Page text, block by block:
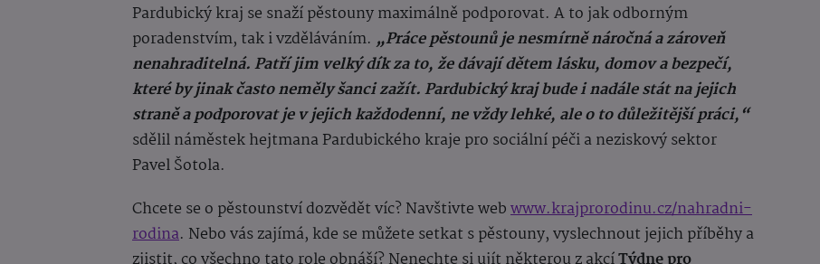
Pardubický kraj se snaží pěstouny maximálně podporovat. A to jak odborným
poradenstvím, tak i vzděláváním. „Práce pěstounů je nesmírně náročná a zároveň
nenahraditelná. Patří jim velký dík za to, že dávají dětem lásku, domov a bezpečí,
které by jinak často neměly šanci zažít. Pardubický kraj bude i nadále stát na jejich
straně a podporovat je v jejich každodenní, ne vždy lehké, ale o to důležitější práci,“
sdělil náměstek hejtmana Pardubického kraje pro sociální péči a neziskový sektor
Pavel Šotola.
Chcete se o pěstounství dozvědět víc? Navštivte webwww.krajprorodinu.cz/nahradni-
rodina. Nebo vás zajímá, kde se můžete setkat s pěstouny, vyslechnout jejich příběhy a